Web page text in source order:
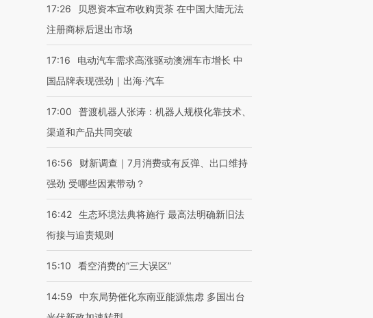
17:26
贝恩资本宣布收购贡茶 在中国大陆无法
注册商标后退出市场
17:16
电动汽车需求高涨驱动澳洲车市增长 中
国品牌表现强劲｜出海·汽车
17:00
普渡机器人张涛：机器人规模化靠技术、
渠道和产品共同突破
16:56
财新调查｜7月消费或有反弹、出口维持
强劲 受哪些因素带动？
16:42 生态环境法典将施行 最高法明确新旧法
衔接与追责规则
15:10 看空消费的“三大误区”
14:59
中东局势催化东南亚能源焦虑 多国出台